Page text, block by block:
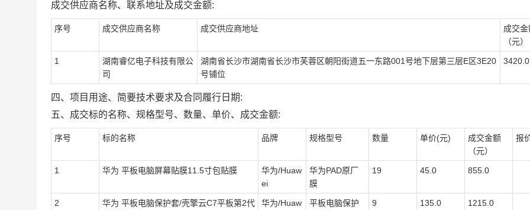
成交供应商名称、联系地址及成交金额:
序号 成交供应商名称 成交供应商地址
成交金
（元）
1
湖南睿亿电子科技有限公
司
湖南省长沙市湖南省长沙市芙蓉区朝阳街道五一东路001号地下层第三层E区3E20
号铺位
3420.0
四、项目用途、简要技术要求及合同履行日期:
五、成交标的名称、规格型号、数量、单价、成交金额:
序号 标的名称 品牌 规格型号 数量 单价(元)
成交金额
（元）
报
1 华为 平板电脑屏幕贴膜11.5寸包贴膜
华为/Huaw
ei
华为PAD原厂
膜
19 45.0 855.0
2
华为 平板电脑保护套/壳擎云C7平板第2代
华为/Huaw
平板电脑保护
9 135.0 1215.0